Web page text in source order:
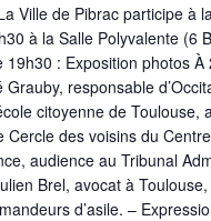
Ville de Pibrac participe à
à la Salle Polyvalente (6
: Exposition photos À
responsable
citoyenne de
Cercle des voisins du
audience au Tribunal
Brel, avocat à
d’asile. –